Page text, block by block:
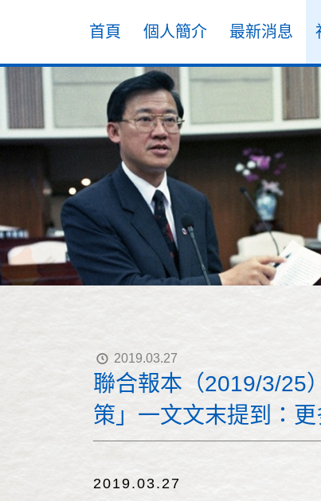
首頁 個人簡介 最新消息
2019.03.27
聯合報本（2019/3/25
策」一文文末提到：更
2019.03.27